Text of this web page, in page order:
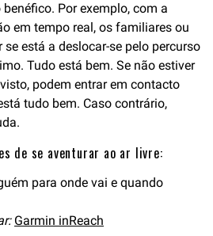
Por exemplo, com a
em tempo real, os familiares ou
está a deslocar-se pelo percurso
Tudo está bem. Se não estiver
podem entrar em contacto
tudo bem. Caso contrário,
de se aventurar ao ar livre:
para onde vai e quando
Garmin inReach